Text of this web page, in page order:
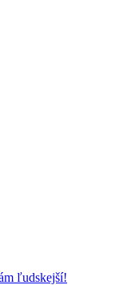
ako pomáhame zvieratám